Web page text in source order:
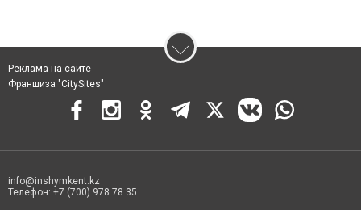
Реклама на сайте
Франшиза "CitySites"
info@inshymkent.kz
Телефон: +7 (700) 978 78 35